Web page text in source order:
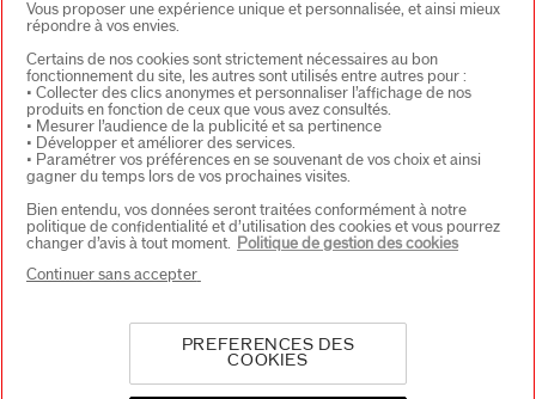
CHOISISSEZ LE PAYS
SHISEIDO EUROPE
57 RUE DE VILLIERS
92200 NEUILLY-SUR-SEINE
Contact
Copyright ©2026 Shiseido Co.,Ltd. Tous droits réservés.
Vous proposer une expérience unique et personnalisée, et ainsi mieux
répondre à vos envies.
Certains de nos cookies sont strictement nécessaires au bon
fonctionnement du site, les autres sont utilisés entre autres pour :
• Collecter des clics anonymes et personnaliser l’affichage de nos
produits en fonction de ceux que vous avez consultés.
• Mesurer l’audience de la publicité et sa pertinence
• Développer et améliorer des services.
• Paramétrer vos préférences en se souvenant de vos choix et ainsi
gagner du temps lors de vos prochaines visites.
Bien entendu, vos données seront traitées conformément à notre
politique de confidentialité et d’utilisation des cookies et vous pourrez
changer d’avis à tout moment. Politique de gestion des cookies
PREFERENCES DES
COOKIES
Continuer sans accepter